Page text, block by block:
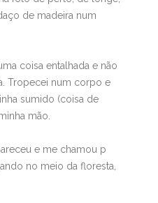
de madeira num
coisa entalhada e não
Tropecei num corpo e
sumido (coisa de
mão.
e me chamou p
no meio da floresta,